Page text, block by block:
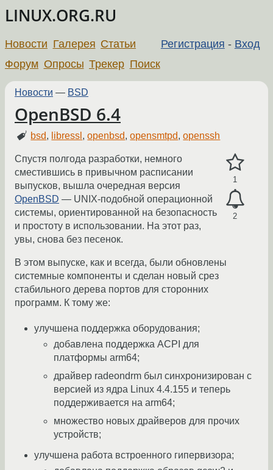
LINUX.ORG.RU
Регистрация - Вход
Новости Галерея Статьи
Форум Опросы Трекер Поиск
Новости — BSD
OpenBSD 6.4
bsd, libressl ,openbsd,opensmtpd,openssh
1
2
Спустя полгода разработки, немного
сместившись в привычном расписании
выпусков, вышла очередная версия
OpenBSD — UNIX-подобной операционной
системы, ориентированной на безопасность
и простоту в использовании. На этот раз,
увы, снова без песенок.
В этом выпуске, как и всегда, были обновлены
системные компоненты и сделан новый срез
стабильного дерева портов для сторонних
программ. К тому же:
улучшена поддержка оборудования;
добавлена поддержка ACPI для
платформы arm64;
драйвер radeondrm был синхронизирован с
версией из ядра Linux 4.4.155 и теперь
поддерживается на arm64;
множество новых драйверов для прочих
устройств;
улучшена работа встроенного гипервизора;